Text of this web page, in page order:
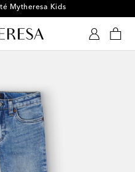
Mytheresa Kids